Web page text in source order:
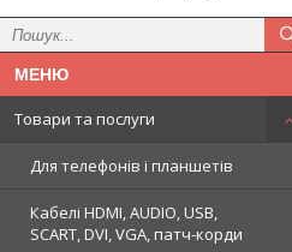
Товари та послуги
Для телефонів і планшетів
Кабелі HDMI, AUDIO, USB,
SCART, DVI, VGA, патч-корди